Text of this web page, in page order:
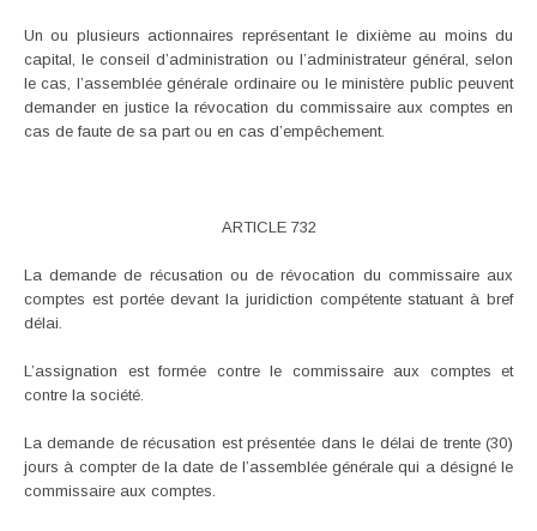
Un ou plusieurs actionnaires représentant le dixième au moins du
capital, le conseil d’administration ou l’administrateur général, selon
le cas, l’assemblée générale ordinaire ou le ministère public peuvent
demander en justice la révocation du commissaire aux comptes en
cas de faute de sa part ou en cas d’empêchement.
ARTICLE 732
La demande de récusation ou de révocation du commissaire aux
comptes est portée devant la juridiction compétente statuant à bref
délai.
L’assignation est formée contre le commissaire aux comptes et
contre la société.
La demande de récusation est présentée dans le délai de trente (30)
jours à compter de la date de l’assemblée générale qui a désigné le
commissaire aux comptes.